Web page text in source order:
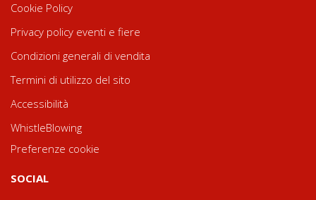
Cookie Policy
Privacy policy eventi e fiere
Condizioni generali di vendita
Termini di utilizzo del sito
Accessibilità
WhistleBlowing
Preferenze cookie
SOCIAL